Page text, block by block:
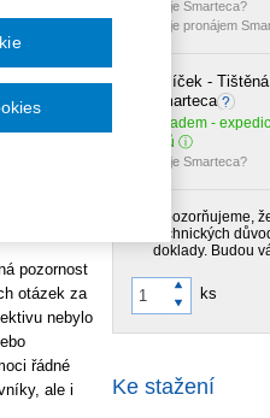
Co je Smarteca?
Co je pronájem
Balíček -
Smarteca
Skladem -
dnů
Co je Smarteca?
Upozorňujeme,
technických
doklady. Budou
ks
Ke stažení
práva,
pozornost
otázek za
nebylo
řádné
ale i